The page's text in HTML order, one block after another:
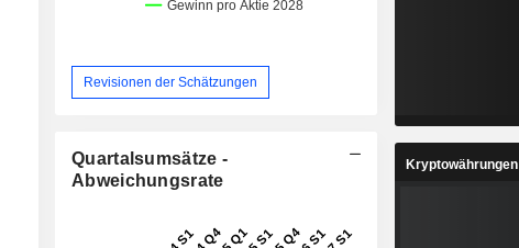
Revisionen der Schätzungen
Quartalsumsätze -
Abweichungsrate
Kryptowährungen